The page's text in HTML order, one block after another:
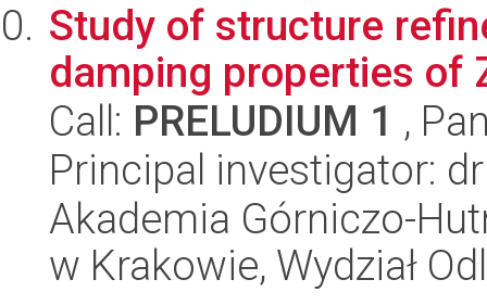
Study of structure
damping properties of
Call: PRELUDIUM 1 ,
Principal investigator:
Akademia Górniczo-
w Krakowie, Wydział